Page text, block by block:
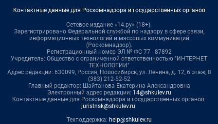
Контактные данные для Роскомнадзора и государственных органов
Сетевое издание «14.ру» (18+).
Зарегистрировано Федеральной службой по надзору в сфере связи,
информационных технологий и массовых коммуникаций
(Роскомнадзор).
Регистрационный номер ЭЛ № ФС 77 - 87892
Учредитель: Общество с ограниченной ответственностью "ИНТЕРНЕТ
ТЕХНОЛОГИИ"
Адрес редакции: 630099, Россия, Новосибирск, ул. Ленина, д. 12, 6 этаж, 8
(383) 212-52-52
Главный редактор: Шайтанова Екатерина Александровна
Электронный адрес редакции: 14@shkulev.ru
Контактные данные для Роскомнадзора и государственных органов:
juristnsk@shkulev.ru.
Техподдержка: help@shkulev.ru